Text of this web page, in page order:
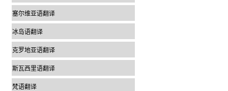
塞尔维亚语翻译
冰岛语翻译
克罗地亚语翻译
斯瓦西里语翻译
梵语翻译